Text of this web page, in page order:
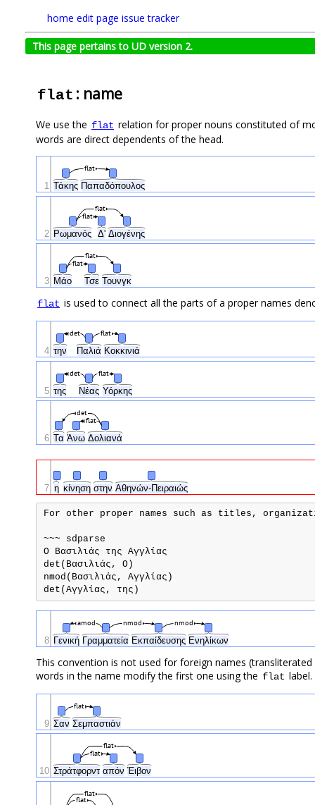
home edit page issue tracker
This page pertains to UD version 2.
flat : name
We use the flat relation for proper nouns constituted of
words are direct dependents of the head.
Τάκης Παπαδόπουλος
flat
1
Ρωμανός Δ' Διογένης
flat
flat
2
Μάο Τσε Τουνγκ
flat
flat
3
flat is used to connect all the parts of a proper names
την Παλιά Κοκκινιά
det flat
4
της Νέας Υόρκης
det flat
5
Τα Άνω Δολιανά
flat
det
6
η κίνηση στην Αθηνών-Πειραιώς
7
For other proper names such as titles,
~~~ sdparse
Ο Βασιλιάς της Αγγλίας
det(Βασιλιάς, Ο)
nmod(Βασιλιάς, Αγγλίας)
Γενική Γραμματεία Εκπαίδευσης Ενηλίκων
amod nmod
nmod
8
This convention is not used for foreign names
words in the name modify the first one using the flat label.
Σαν Σεμπαστιάν
flat
9
Στράτφορντ απόν Έιβον
flat
flat
10
flat
flat